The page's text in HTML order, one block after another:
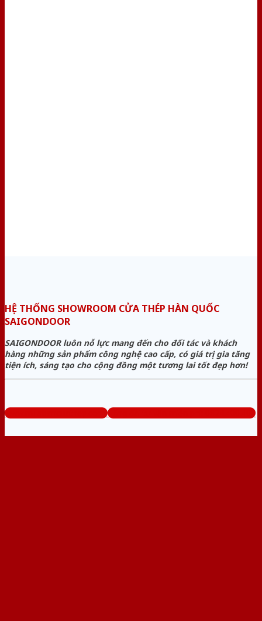
HỆ THỐNG SHOWROOM CỬA THÉP HÀN QUỐC
SAIGONDOOR
SAIGONDOOR luôn nỗ lực mang đến cho đối tác và khách
hàng những sản phẩm công nghệ cao cấp, có giá trị gia tăng
tiện ích, sáng tạo cho cộng đồng một tương lai tốt đẹp hơn!
www.muabancuathep.com Tổng đài tư vấn miễn phí: 0824.400.400